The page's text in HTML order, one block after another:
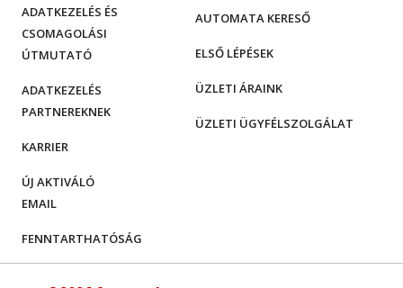
AUTOMATA KERESŐ
ELSŐ LÉPÉSEK
ÜZLETI ÁRAINK
ÜZLETI ÜGYFÉLSZOLGÁLAT
ADATKEZELÉS ÉS
CSOMAGOLÁSI
ÚTMUTATÓ
ADATKEZELÉS
PARTNEREKNEK
KARRIER
ÚJ AKTIVÁLÓ
EMAIL
FENNTARTHATÓSÁG